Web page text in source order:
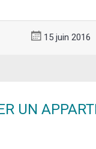
15 juin 2016
UN